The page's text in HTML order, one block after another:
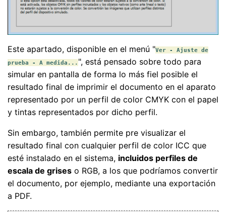
Este apartado, disponible en el menú "Ver - Ajuste de
prueba - A medida... ", está pensado sobre todo para
simular en pantalla de forma lo más fiel posible el
resultado final de imprimir el documento en el aparato
representado por un perfil de color CMYK con el papel
y tintas representados por dicho perfil.
Sin embargo, también permite pre visualizar el
resultado final con cualquier perfil de color ICC que
esté instalado en el sistema, incluidos perfiles de
escala de grises o RGB, a los que podríamos convertir
el documento, por ejemplo, mediante una exportación
a PDF.